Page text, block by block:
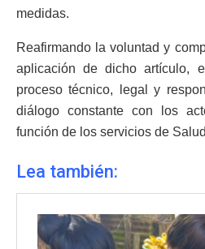
medidas.
Reafirmando la voluntad y
aplicación de dicho artículo,
proceso técnico, legal y
diálogo constante con los
función de los servicios de
Lea también: